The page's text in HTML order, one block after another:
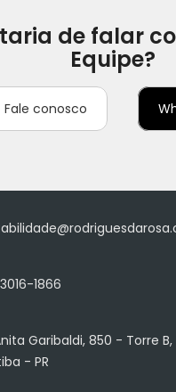
de falar
Equipe?
Fale conosco
1866
Garibaldi, 850 - Torre B,
- PR